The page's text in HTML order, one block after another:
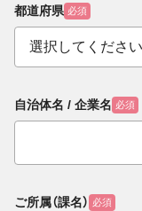
都道府県 必須
自治体名 / 企業名 必須
ご所属（課名） 必須